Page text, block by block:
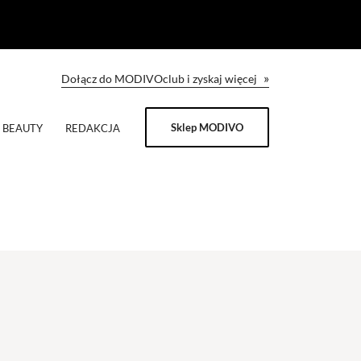
Dołącz do MODIVOclub i zyskaj więcej »
BEAUTY REDAKCJA Sklep MODIVO